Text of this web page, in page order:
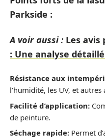
Parkside :
A voir aussi : Les
: Une analyse
Résistance aux
l’humidité, les UV, et
Facilité d’application:
de peinture.
Séchage rapide: Permet